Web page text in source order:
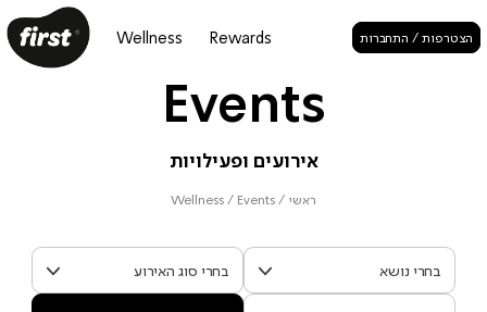
הצטרפות / התחברות Rewards
Wellness
Events
אירועים ופעילויות
ראשי /
Wellness / Events